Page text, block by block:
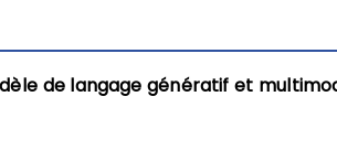
de langage génératif et